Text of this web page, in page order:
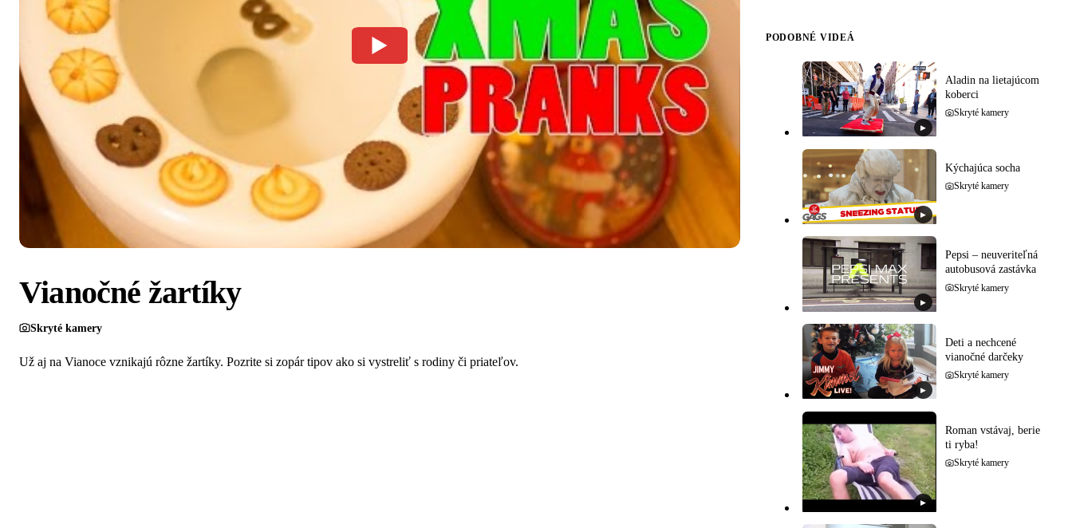
Vianočné žartíky
Skryté kamery
Už aj na Vianoce vznikajú rôzne žartíky. Pozrite si zopár tipov ako si vystreliť s rodiny či priateľov.
PODOBNÉ VIDEÁ
▶
Aladin na lietajúcom
koberci
Skryté kamery
▶
Kýchajúca socha
Skryté kamery
▶
Pepsi – neuveriteľná
autobusová zastávka
Skryté kamery
▶
Deti a nechcené
vianočné darčeky
Skryté kamery
▶
Roman vstávaj, berie
ti ryba!
Skryté kamery